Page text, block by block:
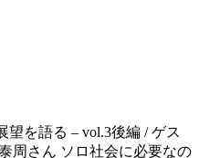
望を語る – vol.3後編 / ゲス
周さん ソロ社会に必要なの